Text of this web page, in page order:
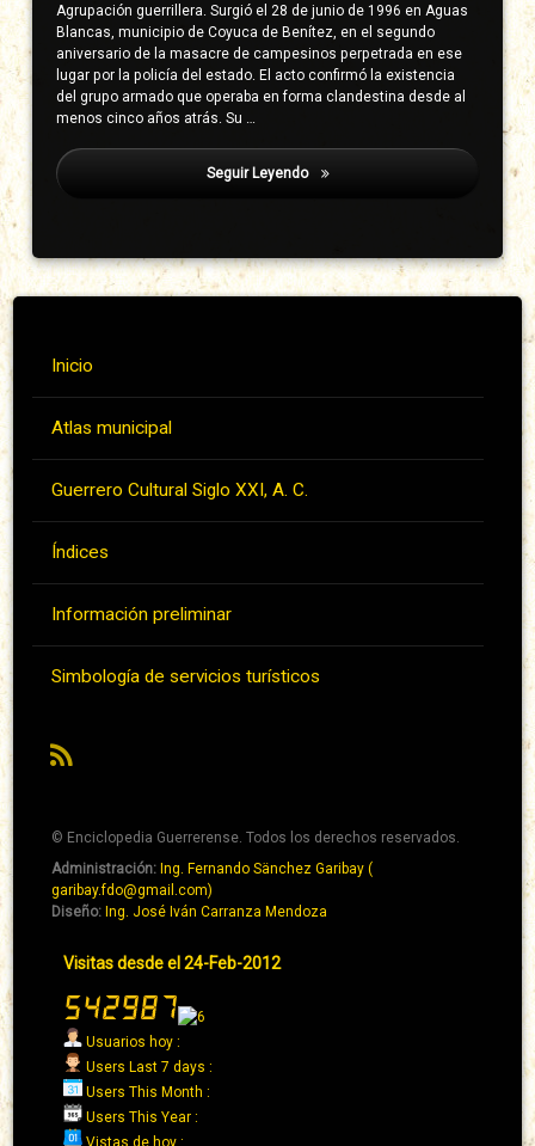
Agrupación guerrillera. Surgió el 28 de junio de 1996 en Aguas
Blancas, municipio de Coyuca de Benítez, en el segundo
aniversario de la masacre de campesinos perpetrada en ese
lugar por la policía del estado. El acto confirmó la existencia
del grupo armado que operaba en forma clandestina desde al
menos cinco años atrás. Su …
Seguir Leyendo Aparicio Prudente, Francisca
Inicio
Atlas municipal
Guerrero Cultural Siglo XXI, A. C.
Índices
Información preliminar
Simbología de servicios turísticos
RSS
© Enciclopedia Guerrerense. Todos los derechos reservados.
Pie
de
→
Abaixo
Administración:Ing. Fernando Sänchez Garibay (
garibay.fdo@gmail.com)
Diseño:Ing. José Iván Carranza Mendoza
de
página
→
Derecha
Visitas desde el 24-Feb-2012
Usuarios hoy :
Users Last 7 days :
Users This Month :
Users This Year :
Vistas de hoy :